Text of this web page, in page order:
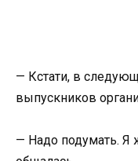
— Кстати, в
выпускников
— Надо подумать. Я